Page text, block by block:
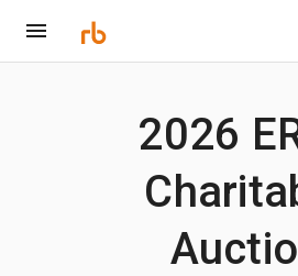
2026